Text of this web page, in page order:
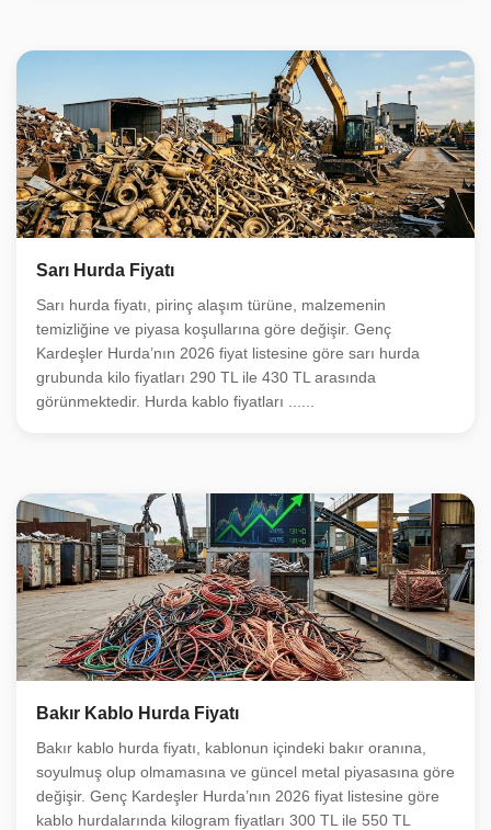
Sarı Hurda Fiyatı
Sarı hurda fiyatı, pirinç alaşım türüne, malzemenin
temizliğine ve piyasa koşullarına göre değişir. Genç
Kardeşler Hurda’nın 2026 fiyat listesine göre sarı hurda
grubunda kilo fiyatları 290 TL ile 430 TL arasında
görünmektedir. Hurda kablo fiyatları ......
Bakır Kablo Hurda Fiyatı
Bakır kablo hurda fiyatı, kablonun içindeki bakır oranına,
soyulmuş olup olmamasına ve güncel metal piyasasına göre
değişir. Genç Kardeşler Hurda’nın 2026 fiyat listesine göre
kablo hurdalarında kilogram fiyatları 300 TL ile 550 TL